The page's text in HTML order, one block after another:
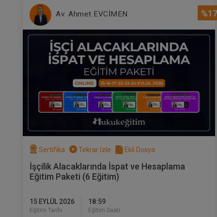
Av. Ahmet EVCİMEN
Sertifika Tekrar İzle Ekli Dosya
İşçilik Alacaklarında İspat ve Hesaplama
Eğitim Paketi (6 Eğitim)
15 EYLÜL 2026
Eğitim Tarihi
18:59
Eğitim Saati